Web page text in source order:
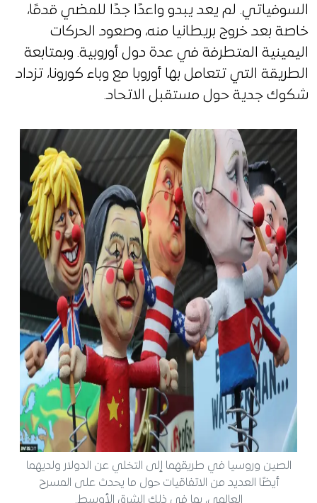
السوفياتي. لم يعد يبدو واعدًا جدًا للمضي قدمًا،
خاصة بعد خروج بريطانيا منه، وصعود الحركات
اليمينية المتطرفة في عدة دول أوروبية. وبمتابعة
الطريقة التي تتعامل بها أوروبا مع وباء كورونا، تزداد
شكوك جدية حول مستقبل الاتحاد.
الصين وروسيا في طريقهما إلى التخلي عن الدولار ولديهما
أيضًا العديد من الاتفاقيات حول ما يحدث على المسرح
العالمي، بما في ذلك الشرق الأوسط.